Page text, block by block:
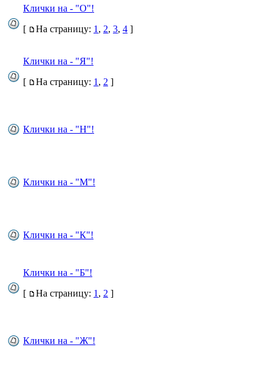
Клички на - "О"!
[
На страницу: 1 , 2, 3, 4 ]
Клички на - "Я"!
[
На страницу: 1 , 2 ]
Клички на - "Н"!
Клички на - "М"!
Клички на - "К"!
Клички на - "Б"!
[
На страницу: 1 , 2 ]
Клички на - "Ж"!